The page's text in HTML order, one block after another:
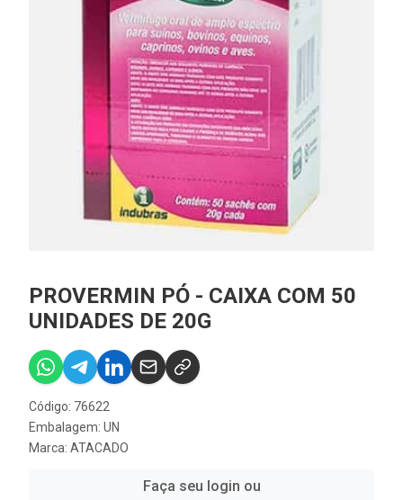
PROVERMIN PÓ - CAIXA COM 50
UNIDADES DE 20G
Código: 76622
Embalagem: UN
Marca: ATACADO
Faça seu login ou